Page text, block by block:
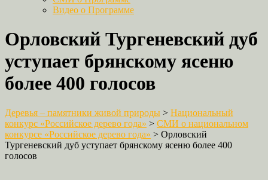
Видео о Программе
Орловский Тургеневский дуб
уступает брянскому ясеню
более 400 голосов
Деревья – памятники живой природы > Национальный
конкурс «Российское дерево года» > СМИ о национальном
конкурсе «Российское дерево года» > Орловский
Тургеневский дуб уступает брянскому ясеню более 400
голосов